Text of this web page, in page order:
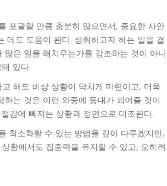
포괄할 만큼 충분히 많으면서, 중요한 사안
데도 도움이 된다. 성취하고자 하는 일을 결
은 일을 해치우는가를 강조하는 것이 아니
있다.
해도 비상 상황이 닥치게 마련이고, 더욱
는 것은 이런 와중에 등대가 되어줄 것이
감에 빠지는 상황과 정면으로 대조된다.
최소화할 수 있는 방법을 깊이 다루겠지만,
황에서도 집중력을 유지할 수 있고, 오히려